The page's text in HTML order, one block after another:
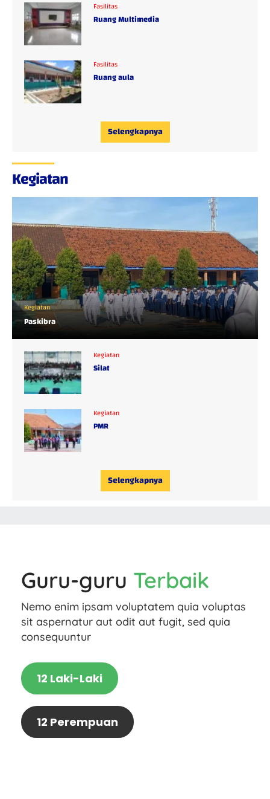
Fasilitas
Ruang Multimedia
Fasilitas
Ruang aula
Selengkapnya
Kegiatan
Kegiatan
Paskibra
Kegiatan
Silat
Kegiatan
PMR
Selengkapnya
Guru-guru Terbaik
Nemo enim ipsam voluptatem quia voluptas
sit aspernatur aut odit aut fugit, sed quia
consequuntur
12 Laki-Laki
12 Perempuan